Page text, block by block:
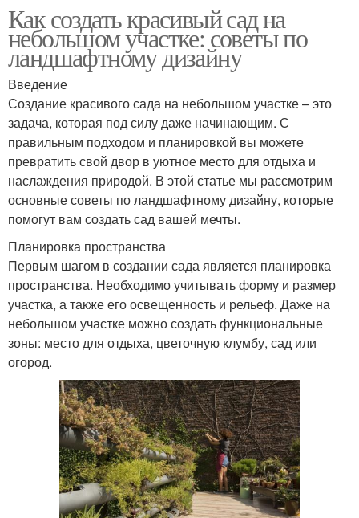
Как создать красивый сад на
небольшом участке: советы по
ландшафтному дизайну
Введение
Создание красивого сада на небольшом участке – это
задача, которая под силу даже начинающим. С
правильным подходом и планировкой вы можете
превратить свой двор в уютное место для отдыха и
наслаждения природой. В этой статье мы рассмотрим
основные советы по ландшафтному дизайну, которые
помогут вам создать сад вашей мечты.
Планировка пространства
Первым шагом в создании сада является планировка
пространства. Необходимо учитывать форму и размер
участка, а также его освещенность и рельеф. Даже на
небольшом участке можно создать функциональные
зоны: место для отдыха, цветочную клумбу, сад или
огород.